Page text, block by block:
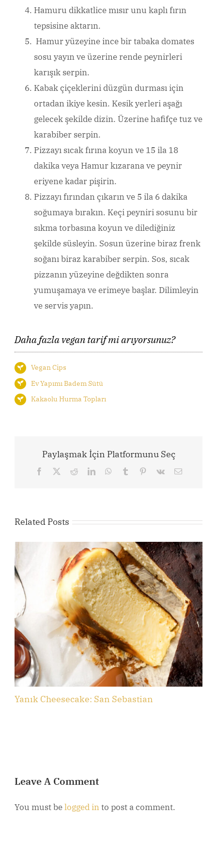
Hamuru dikkatlice mısır unu kaplı fırın
tepsisine aktarın.
Hamur yüzeyine ince bir tabaka domates
sosu yayın ve üzerine rende peynirleri
karışık serpin.
Kabak çiçeklerini düzgün durması için
ortadan ikiye kesin. Kesik yerleri aşağı
gelecek şekilde dizin. Üzerine hafifçe tuz ve
karabiber serpin.
Pizzayı sıcak fırına koyun ve 15 ila 18
dakika veya Hamur kızarana ve peynir
eriyene kadar pişirin.
Pizzayı fırından çıkarın ve 5 ila 6 dakika
soğumaya bırakın. Keçi peyniri sosunu bir
sıkma torbasına koyun ve dilediğiniz
şekilde süsleyin. Sosun üzerine biraz frenk
soğanı biraz karabiber serpin. Sos, sıcak
pizzanın yüzeyine değdikten sonra
yumuşamaya ve erimeye başlar. Dilimleyin
ve servis yapın.
Daha fazla vegan tarif mi arıyorsunuz?
Vegan Cips
Ev Yapımı Badem Sütü
Kakaolu Hurma Topları
Paylaşmak İçin Platformunu Seç
Facebook RedditLinkedInWhatsApp
Tumblr Pinterest
Vk Email
Related Posts
Yanık Cheesecake: San Sebastian
Leave A Comment
You must belogged into post a comment.